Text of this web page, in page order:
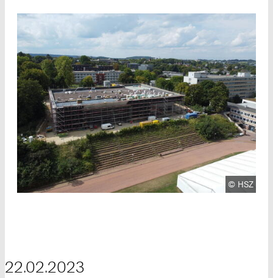
© HSZ
22.02.2023